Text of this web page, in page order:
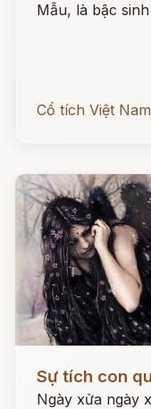
Mẫu, là bậc
Cổ tích Việt Nam
Sự tích con
Ngày xửa ngày